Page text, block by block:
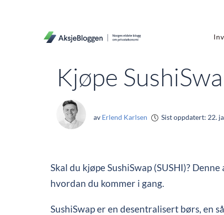
Kjøpe
av Erlend Karlsen Sist oppdatert: 22.
Skal du kjøpe SushiSwap (SUSHI)?
hvordan du kommer i gang.
SushiSwap er en desentralisert børs, en